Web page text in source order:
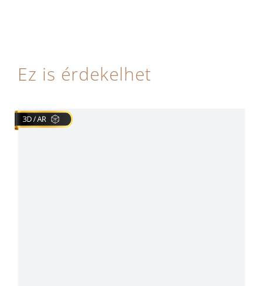
Ez is érdekelhet